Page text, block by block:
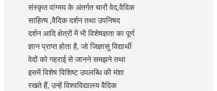
संस्कृत वांग्मय के अंतर्गत चारों वेद,वैदिक
साहित्य ,वैदिक दर्शन तथा उपनिषद
दर्शन आदि क्षेत्रों में भी विशेषज्ञता का पूर्ण
ज्ञान प्राप्त होता है, जो जिज्ञासु विद्यार्थी
वेदों को गहराई से जानने समझने तथा
इसमें विशेष विशिष्ट उपलब्धि की मंशा
रखते हैं, उन्हें विश्वविद्यालय वैदिक